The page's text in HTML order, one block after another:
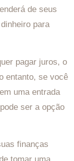
de seus
para
pagar juros, o
entanto, se você
uma entrada
ser a opção
finanças